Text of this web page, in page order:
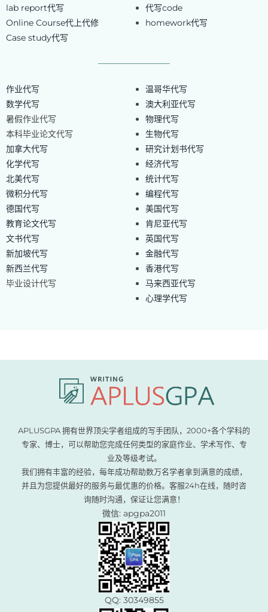
lab report代写
Online Course代上代修
Case study代写
代写code
homework代写
作业代写
数学代写
暑假作业代写
本科毕业论文代写
加拿大代写
化学代写
北美代写
微积分代写
德国代写
教育论文代写
文书代写
新加坡代写
新西兰代写
毕业设计代写
温哥华代写
澳大利亚代写
物理代写
生物代写
研究计划书代写
经济代写
统计代写
编程代写
美国代写
肯尼亚代写
英国代写
金融代写
香港代写
马来西亚代写
心理学代写
APLUSGPA 拥有世界顶尖学者组成的写手团队，2000+各个学科的
专家、博士，可以帮助您完成任何类型的家庭作业、学术写作、专
业及等级考试。
我们拥有丰富的经验，每年成功帮助数万名学者拿到满意的成绩，
并且为您提供最好的服务与最优惠的价格。客服24h在线，随时咨
询随时沟通，保证让您满意！
微信: apgpa2011
QQ: 30349855